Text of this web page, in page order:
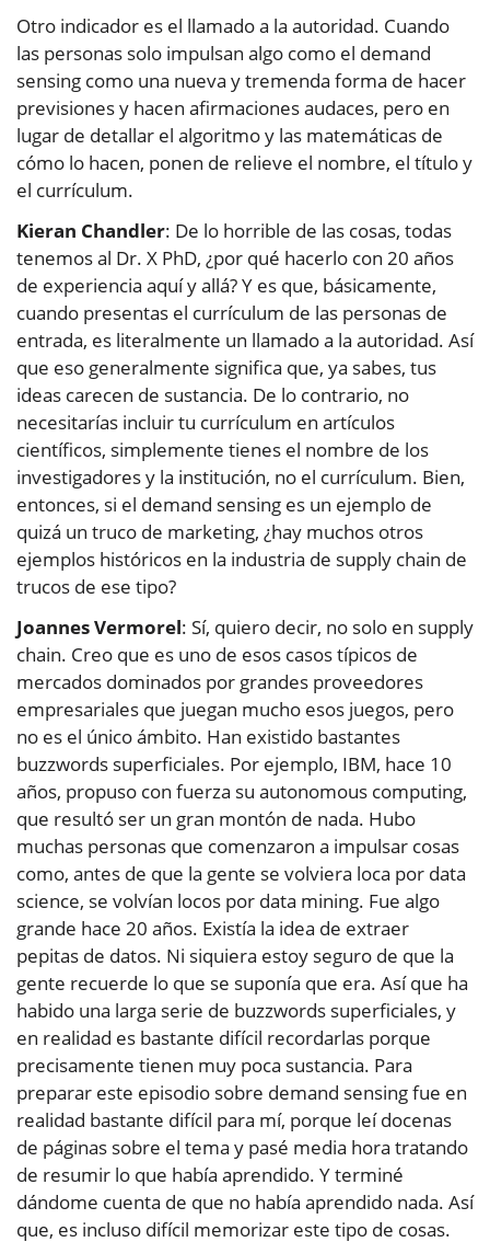
Otro indicador es el llamado a la autoridad. Cuando
las personas solo impulsan algo como el demand
sensing como una nueva y tremenda forma de hacer
previsiones y hacen afirmaciones audaces, pero en
lugar de detallar el algoritmo y las matemáticas de
cómo lo hacen, ponen de relieve el nombre, el título y
el currículum.
Kieran Chandler: De lo horrible de las cosas, todas
tenemos al Dr. X PhD, ¿por qué hacerlo con 20 años
de experiencia aquí y allá? Y es que, básicamente,
cuando presentas el currículum de las personas de
entrada, es literalmente un llamado a la autoridad. Así
que eso generalmente significa que, ya sabes, tus
ideas carecen de sustancia. De lo contrario, no
necesitarías incluir tu currículum en artículos
científicos, simplemente tienes el nombre de los
investigadores y la institución, no el currículum. Bien,
entonces, si el demand sensing es un ejemplo de
quizá un truco de marketing, ¿hay muchos otros
ejemplos históricos en la industria de supply chain de
trucos de ese tipo?
Joannes Vermorel: Sí, quiero decir, no solo en supply
chain. Creo que es uno de esos casos típicos de
mercados dominados por grandes proveedores
empresariales que juegan mucho esos juegos, pero
no es el único ámbito. Han existido bastantes
buzzwords superficiales. Por ejemplo, IBM, hace 10
años, propuso con fuerza su autonomous computing,
que resultó ser un gran montón de nada. Hubo
muchas personas que comenzaron a impulsar cosas
como, antes de que la gente se volviera loca por data
science, se volvían locos por data mining. Fue algo
grande hace 20 años. Existía la idea de extraer
pepitas de datos. Ni siquiera estoy seguro de que la
gente recuerde lo que se suponía que era. Así que ha
habido una larga serie de buzzwords superficiales, y
en realidad es bastante difícil recordarlas porque
precisamente tienen muy poca sustancia. Para
preparar este episodio sobre demand sensing fue en
realidad bastante difícil para mí, porque leí docenas
de páginas sobre el tema y pasé media hora tratando
de resumir lo que había aprendido. Y terminé
dándome cuenta de que no había aprendido nada. Así
que, es incluso difícil memorizar este tipo de cosas.